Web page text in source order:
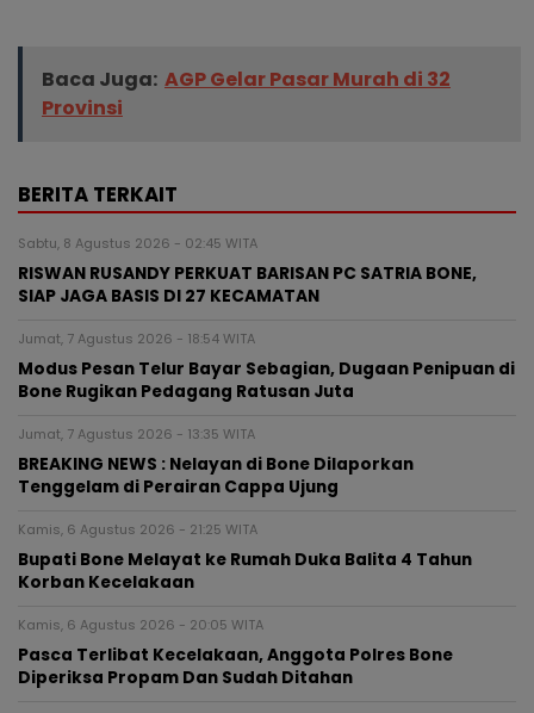
Baca Juga: AGP Gelar Pasar Murah di 32
Provinsi
BERITA TERKAIT
Sabtu, 8 Agustus 2026 - 02:45 WITA
RISWAN RUSANDY PERKUAT BARISAN PC SATRIA BONE,
SIAP JAGA BASIS DI 27 KECAMATAN
Jumat, 7 Agustus 2026 - 18:54 WITA
Modus Pesan Telur Bayar Sebagian, Dugaan Penipuan di
Bone Rugikan Pedagang Ratusan Juta
Jumat, 7 Agustus 2026 - 13:35 WITA
BREAKING NEWS : Nelayan di Bone Dilaporkan
Tenggelam di Perairan Cappa Ujung
Kamis, 6 Agustus 2026 - 21:25 WITA
Bupati Bone Melayat ke Rumah Duka Balita 4 Tahun
Korban Kecelakaan
Kamis, 6 Agustus 2026 - 20:05 WITA
Pasca Terlibat Kecelakaan, Anggota Polres Bone
Diperiksa Propam Dan Sudah Ditahan